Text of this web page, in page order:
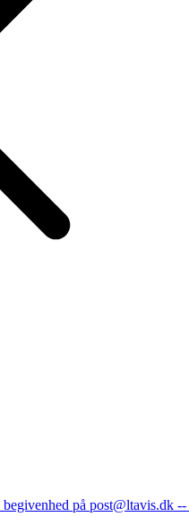
på post@ltavis.dk